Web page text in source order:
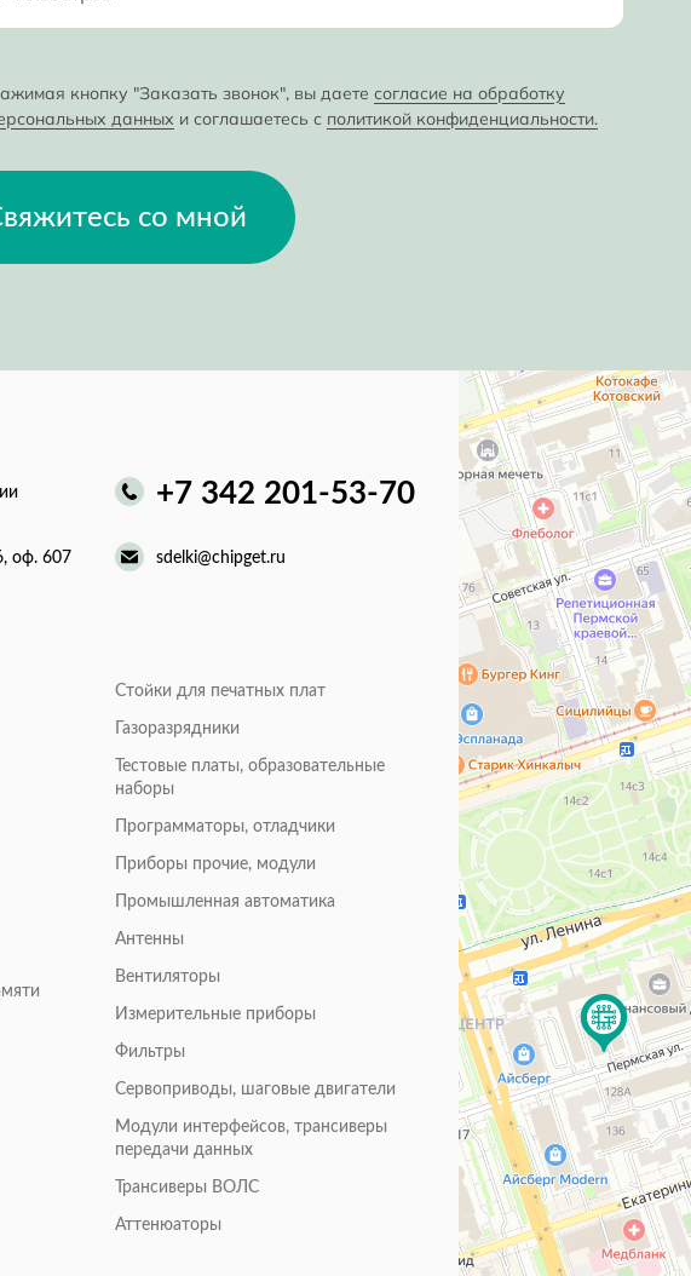
кнопку "Заказать звонок", вы даете согласие на обработку
данных и соглашаетесь с политикой конфиденциальности.
со мной
+7 342 201-53-70
оф. 607 sdelki@chipget.ru
Стойки для печатных плат
Газоразрядники
Тестовые платы, образовательные
наборы
Программаторы, отладчики
Приборы прочие, модули
Промышленная автоматика
Антенны
Вентиляторы
Измерительные приборы
Фильтры
Сервоприводы, шаговые двигатели
Модули интерфейсов, трансиверы
передачи данных
Трансиверы ВОЛС
Аттенюаторы